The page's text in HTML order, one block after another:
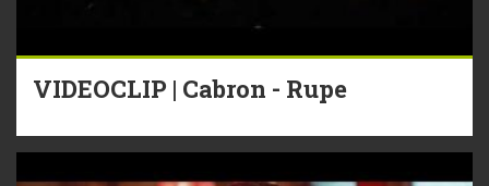
VIDEOCLIP | Cabron - Rupe